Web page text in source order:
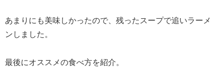
あまりにも美味しかったので、残ったスープで追いラーメ
ンしました。
最後にオススメの食べ方を紹介。